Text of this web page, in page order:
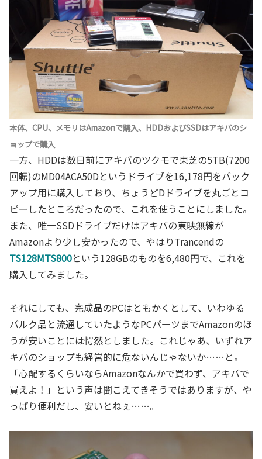
本体、CPU、メモリはAmazonで購入、HDDおよびSSDはアキバのシ
ョップで購入
一方、HDDは数日前にアキバのツクモで東芝の5TB(7200
回転)のMD04ACA50Dというドライブを16,178円をバック
アップ用に購入しており、ちょうどDドライブを丸ごとコ
ピーしたところだったので、これを使うことにしました。
また、唯一SSDドライブだけはアキバの東映無線が
Amazonより少し安かったので、やはりTrancendの
TS128MTS800という128GBのものを6,480円で、これを
購入してみました。
それにしても、完成品のPCはともかくとして、いわゆる
バルク品と流通していたようなPCパーツまでAmazonのほ
うが安いことには愕然としました。これじゃあ、いずれア
キバのショップも経営的に危ないんじゃないか……と。
「心配するくらいならAmazonなんかで買わず、アキバで
買えよ！」という声は聞こえてきそうではありますが、や
っぱり便利だし、安いとねぇ……。